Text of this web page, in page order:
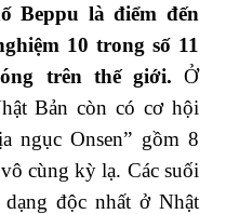
Beppu là điểm đến
10 trong số 11
trên thế giới. Ở
Bản còn có cơ hội
ngục Onsen” gồm 8
cùng kỳ lạ. Các suối
độc nhất ở Nhật